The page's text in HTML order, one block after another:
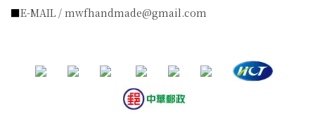
■E-MAIL / mwfhandmade@gmail.com